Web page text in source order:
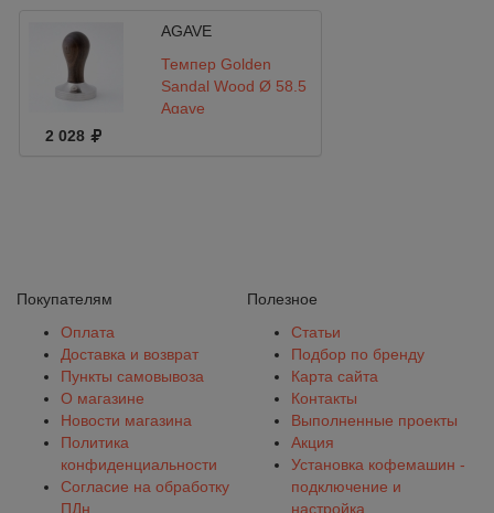
AGAVE
Темпер Golden
Sandal Wood Ø 58.5
Agave
2 028
Покупателям
Оплата
Доставка и возврат
Пункты самовывоза
О магазине
Новости магазина
Политика
конфиденциальности
Согласие на обработку
ПДн
Полезное
Статьи
Подбор по бренду
Карта сайта
Контакты
Выполненные проекты
Акция
Установка кофемашин -
подключение и
настройка